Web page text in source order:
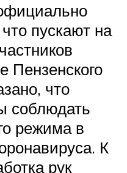
пускают на
Пензенского
что
соблюдать
режима в
К
рук